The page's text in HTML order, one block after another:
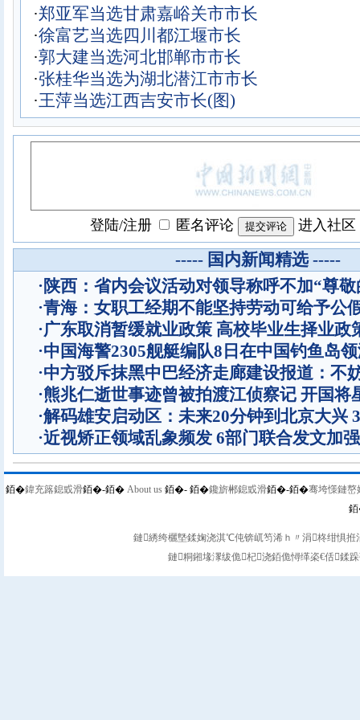
·郑亚军当选甘肃嘉峪关市市长
·徐富艺当选四川都江堰市长
·郭大建当选河北邯郸市市长
·张桂华当选为湖北潜江市市长
·王萍当选江西吉安市长(图)
登陆/注册 匿名评论 进入社区
----- 国内新闻精选 -----
·陕西：省内会议活动对领导称呼不加“尊敬
·青海：女职工经期不能坚持劳动可给予公
·广东取消暂缓就业政策 高校毕业生择业政
·中国海警2305舰艇编队8日在中国钓鱼岛
·中方驳斥抹黑中巴经济走廊建设报道：不
·熊兆仁逝世事迹曾被拍渡江侦察记 开国将
·解码雄安启动区：未来20分钟到北京大兴
·近视矫正领域乱象频发 6部门联合发文加
銆�鍏充簬鎴戜滑銆�-銆� About us 銆�- 銆�鑱旂郴鎴戜滑銆�-銆�骞垮憡鏈嶅
鏈綉绔欐墍鍒婅浇淇℃伅锛屼笉浠ｈ〃涓柊绀惧
鏈粡鎺堟潈绂佹杞浇銆佹憳缂栥€佸鍒